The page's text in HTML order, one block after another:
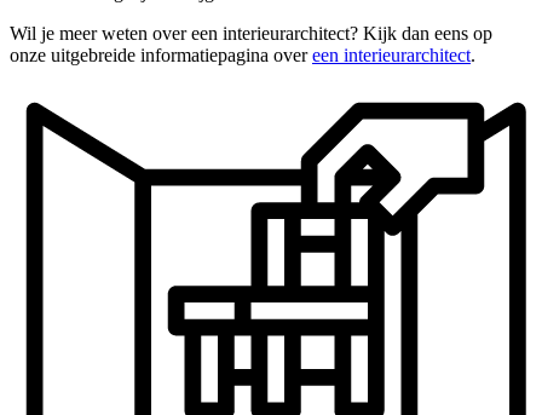
Wil je meer weten over een interieurarchitect? Kijk dan eens op
onze uitgebreide informatiepagina overeen interieurarchitect.